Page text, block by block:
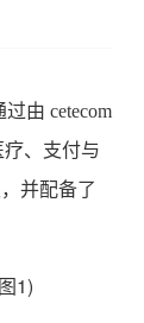
由 cetecom
、支付与
并配备了